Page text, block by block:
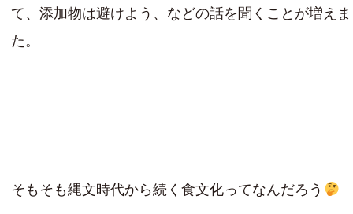
て、添加物は避けよう、などの話を聞くことが増え
た。
そもそも縄文時代から続く食文化ってなんだろう